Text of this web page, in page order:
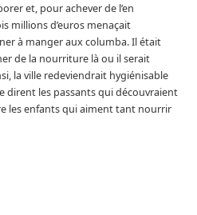
et, pour achever de l’en
millions d’euros menaçait
à manger aux columba. Il était
de la nourriture là ou il serait
la ville redeviendrait hygiénisable
dirent les passants qui découvraient
les enfants qui aiment tant nourrir